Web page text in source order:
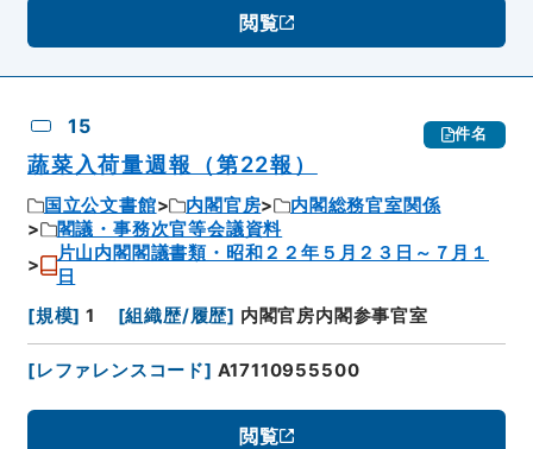
閲覧
15 件名
蔬菜入荷量週報（第22報）
国立公文書館 内閣官房
内閣総務官室関係
閣議・事務次官等会議資料
片山内閣閣議書類・昭和２２年５月２３日～７月１
日
[規模] 1 [組織歴/履歴] 内閣官房内閣参事官室
[レファレンスコード] A17110955500
閲覧